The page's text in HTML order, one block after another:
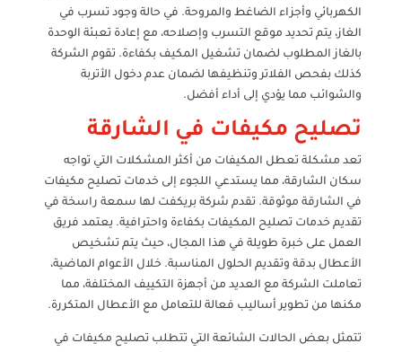
الكهربائي وأجزاء الضاغط والمروحة. في حالة وجود تسرب في
الغاز، يتم تحديد موقع التسرب وإصلاحه، مع إعادة تعبئة الوحدة
بالغاز المطلوب لضمان تشغيل المكيف بكفاءة. تقوم الشركة
كذلك بفحص الفلاتر وتنظيفها لضمان عدم دخول الأتربة
والشوائب مما يؤدي إلى أداء أفضل.
تصليح مكيفات في الشارقة
تعد مشكلة تعطل المكيفات من أكثر المشكلات التي تواجه
سكان الشارقة، مما يستدعي اللجوء إلى خدمات تصليح مكيفات
في الشارقة موثوقة. تقدم شركة بريكفت لها سمعة راسخة في
تقديم خدمات تصليح المكيفات بكفاءة واحترافية. يعتمد فريق
العمل على خبرة طويلة في هذا المجال، حيث يتم تشخيص
الأعطال بدقة وتقديم الحلول المناسبة. خلال الأعوام الماضية،
تعاملت الشركة مع العديد من أجهزة التكييف المختلفة، مما
مكنها من تطوير أساليب فعالة للتعامل مع الأعطال المتكررة.
تتمثل بعض الحالات الشائعة التي تتطلب تصليح مكيفات في